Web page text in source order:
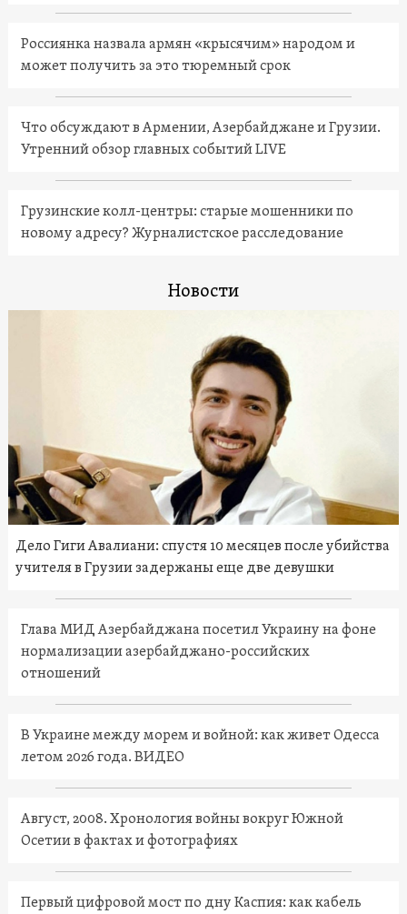
Россиянка назвала армян «крысячим» народом и
может получить за это тюремный срок
Что обсуждают в Армении, Азербайджане и Грузии.
Утренний обзор главных событий LIVE
Грузинские колл-центры: старые мошенники по
новому адресу? Журналистское расследование
Новости
Дело Гиги Авалиани: спустя 10 месяцев после убийства
учителя в Грузии задержаны еще две девушки
Глава МИД Азербайджана посетил Украину на фоне
нормализации азербайджано-российских
отношений
В Украине между морем и войной: как живет Одесса
летом 2026 года. ВИДЕО
Август, 2008. Хронология войны вокруг Южной
Осетии в фактах и фотографиях
Первый цифровой мост по дну Каспия: как кабель